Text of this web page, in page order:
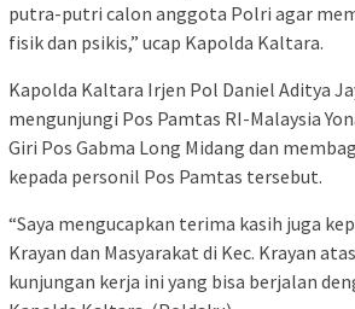
putra-putri calon anggota Polri agar
fisik dan psikis,” ucap Kapolda Kaltara.
Kapolda Kaltara Irjen Pol Daniel Aditya
mengunjungi Pos Pamtas RI-Malaysia
Giri Pos Gabma Long Midang dan
kepada personil Pos Pamtas tersebut.
“Saya mengucapkan terima kasih juga
Krayan dan Masyarakat di Kec. Krayan
kunjungan kerja ini yang bisa berjalan